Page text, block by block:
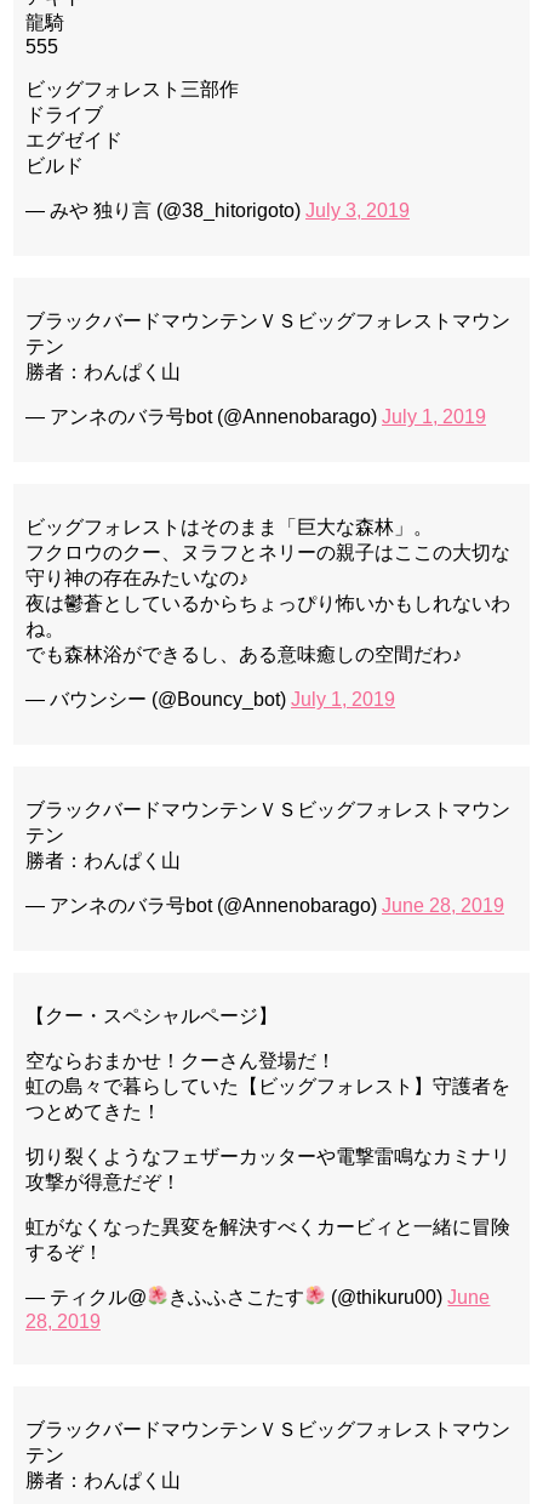
龍騎
555
ビッグフォレスト三部作
ドライブ
エグゼイド
ビルド
— みや 独り言 (@38_hitorigoto) July 3, 2019
ブラックバードマウンテンＶＳビッグフォレストマウン
テン
勝者：わんぱく山
— アンネのバラ号bot (@Annenobarago) July 1, 2019
ビッグフォレストはそのまま「巨大な森林」。
フクロウのクー、ヌラフとネリーの親子はここの大切な
守り神の存在みたいなの♪
夜は鬱蒼としているからちょっぴり怖いかもしれないわ
ね。
でも森林浴ができるし、ある意味癒しの空間だわ♪
— バウンシー (@Bouncy_bot) July 1, 2019
ブラックバードマウンテンＶＳビッグフォレストマウン
テン
勝者：わんぱく山
— アンネのバラ号bot (@Annenobarago) June 28, 2019
【クー・スペシャルページ】
空ならおまかせ！クーさん登場だ！
虹の島々で暮らしていた【ビッグフォレスト】守護者を
つとめてきた！
切り裂くようなフェザーカッターや電撃雷鳴なカミナリ
攻撃が得意だぞ！
虹がなくなった異変を解決すべくカービィと一緒に冒険
するぞ！
— ティクル@ きふふさこたす (@thikuru00)June
28, 2019
ブラックバードマウンテンＶＳビッグフォレストマウン
テン
勝者：わんぱく山